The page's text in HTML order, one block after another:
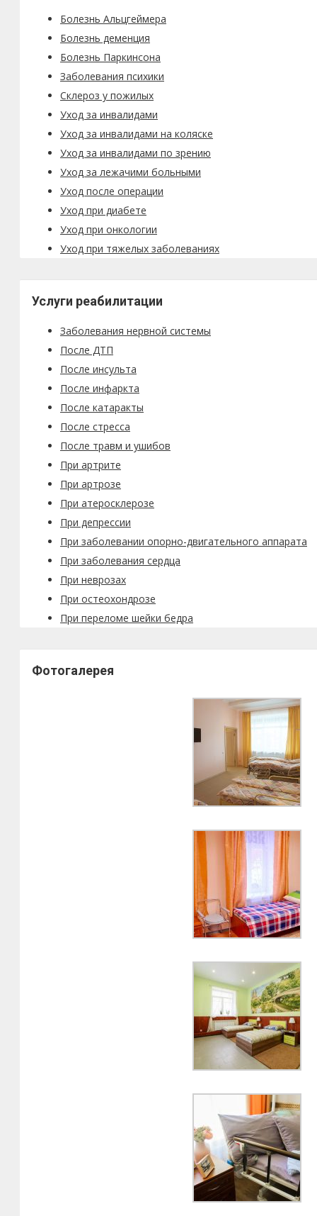
Болезнь Альцгеймера
Болезнь деменция
Болезнь Паркинсона
Заболевания психики
Склероз у пожилых
Уход за инвалидами
Уход за инвалидами на коляске
Уход за инвалидами по зрению
Уход за лежачими больными
Уход после операции
Уход при диабете
Уход при онкологии
Уход при тяжелых заболеваниях
Услуги реабилитации
Заболевания нервной системы
После ДТП
После инсульта
После инфаркта
После катаракты
После стресса
После травм и ушибов
При артрите
При артрозе
При атеросклерозе
При депрессии
При заболевании опорно-двигательного аппарата
При заболевания сердца
При неврозах
При остеохондрозе
При переломе шейки бедра
Фотогалерея